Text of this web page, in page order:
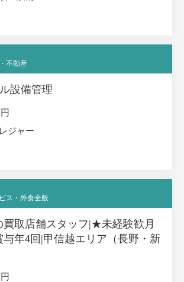
不動産
設備管理
ジャー
ス・外食全般
買取店舗スタッフ|★未経験歓月
与年4回|甲信越エリア（長野・新